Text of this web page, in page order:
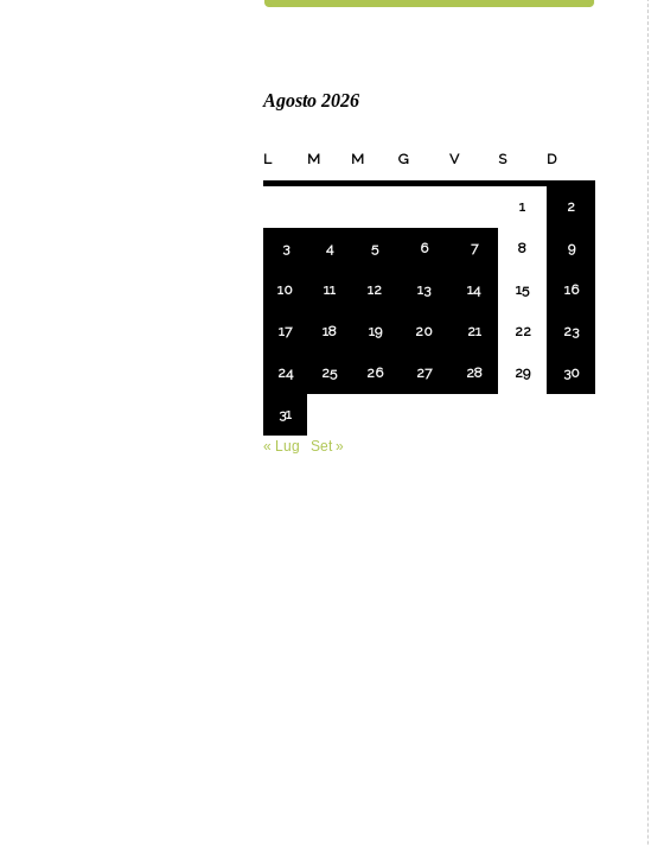
Agosto 2026
L M M G V S D
1 2
3 4 5 6 7 8 9
10 11 12 13 14 15 16
17 18 19 20 21 22 23
24 25 26 27 28 29 30
31
« Lug
Set »